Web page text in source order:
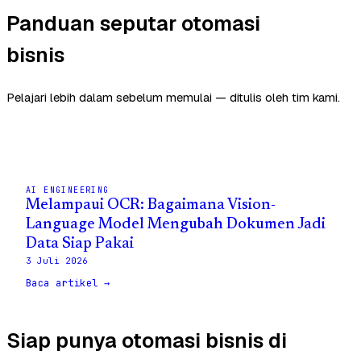
Panduan seputar otomasi
bisnis
Pelajari lebih dalam sebelum memulai — ditulis oleh tim kami.
AI ENGINEERING
Melampaui OCR: Bagaimana Vision-
Language Model Mengubah Dokumen Jadi
Data Siap Pakai
3 Juli 2026
Baca artikel →
Siap punya otomasi bisnis di